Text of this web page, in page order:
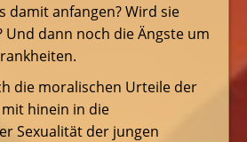
damit anfangen? Wird sie
Und dann noch die Ängste um
die moralischen Urteile der
hinein in die
Sexualität der jungen